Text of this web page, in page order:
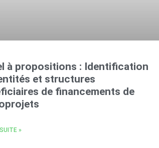
à propositions : Identification
et structures
de financements de
»